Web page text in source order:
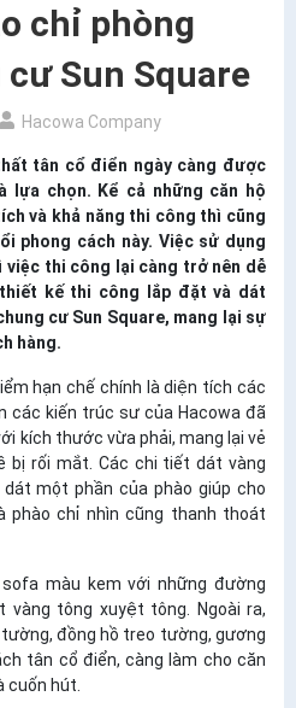
chỉ phòng
Sun Square
Hacowa Company
tân cổ điển ngày càng được
lựa chọn. Kể cả những căn hộ
và khả năng thi công thì cũng
phong cách này. Việc sử dụng
việc thi công lại càng trở nên dễ
kế thi công lắp đặt và dát
cư Sun Square, mang lại sự
hàng.
hạn chế chính là diện tích các
các kiến trúc sư của Hacowa đã
kích thước vừa phải, mang lại vẻ
bị rối mắt. Các chi tiết dát vàng
một phần của phào giúp cho
phào chỉ nhìn cũng thanh thoát
màu kem với những đường
tông xuyệt tông. Ngoài ra,
đồng hồ treo tường, gương
tân cổ điển, càng làm cho căn
cuốn hút.